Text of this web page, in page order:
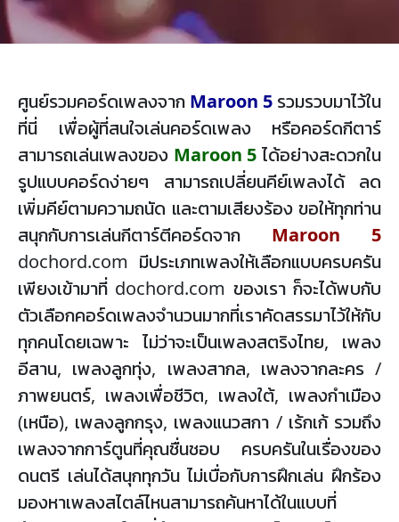
ศูนย์รวมคอร์ดเพลงจาก Maroon 5 รวมรวบมาไว้ใน
ที่นี่ เพื่อผู้ที่สนใจเล่นคอร์ดเพลง หรือคอร์ดกีตาร์
สามารถเล่นเพลงของ Maroon 5 ได้อย่างสะดวกใน
รูปแบบคอร์ดง่ายๆ สามารถเปลี่ยนคีย์เพลงได้ ลด
เพิ่มคีย์ตามความถนัด และตามเสียงร้อง ขอให้ทุกท่าน
สนุกกับการเล่นกีตาร์ตีคอร์ดจาก Maroon 5
dochord.com มีประเภทเพลงให้เลือกแบบครบครัน
เพียงเข้ามาที่ dochord.com ของเรา ก็จะได้พบกับ
ตัวเลือกคอร์ดเพลงจำนวนมากที่เราคัดสรรมาไว้ให้กับ
ทุกคนโดยเฉพาะ ไม่ว่าจะเป็นเพลงสตริงไทย, เพลง
อีสาน, เพลงลูกทุ่ง, เพลงสากล, เพลงจากละคร /
ภาพยนตร์, เพลงเพื่อชีวิต, เพลงใต้, เพลงกำเมือง
(เหนือ), เพลงลูกกรุง, เพลงแนวสกา / เร้กเก้ รวมถึง
เพลงจากการ์ตูนที่คุณชื่นชอบ ครบครันในเรื่องของ
ดนตรี เล่นได้สนุกทุกวัน ไม่เบื่อกับการฝึกเล่น ฝึกร้อง
มองหาเพลงสไตล์ไหนสามารถค้นหาได้ในแบบที่